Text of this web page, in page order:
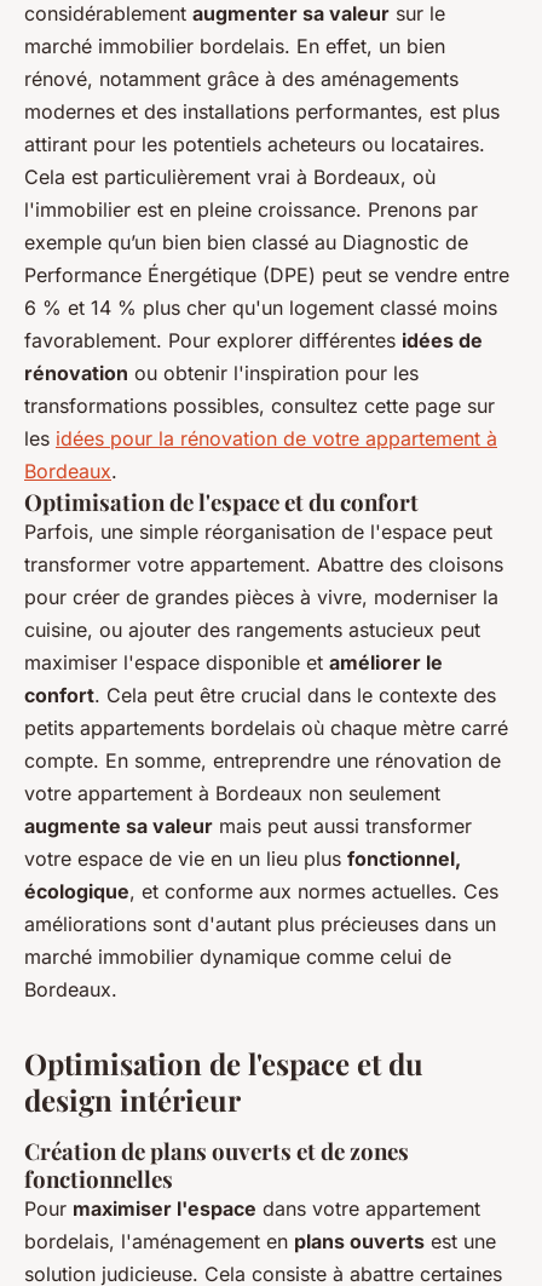
considérablement augmenter sa valeur sur le
marché immobilier bordelais. En effet, un bien
rénové, notamment grâce à des aménagements
modernes et des installations performantes, est plus
attirant pour les potentiels acheteurs ou locataires.
Cela est particulièrement vrai à Bordeaux, où
l'immobilier est en pleine croissance. Prenons par
exemple qu’un bien bien classé au Diagnostic de
Performance Énergétique (DPE) peut se vendre entre
6 % et 14 % plus cher qu'un logement classé moins
favorablement. Pour explorer différentes idées de
rénovation ou obtenir l'inspiration pour les
transformations possibles, consultez cette page sur
les idées pour la rénovation de votre appartement à
Bordeaux.
Optimisation de l'espace et du confort
Parfois, une simple réorganisation de l'espace peut
transformer votre appartement. Abattre des cloisons
pour créer de grandes pièces à vivre, moderniser la
cuisine, ou ajouter des rangements astucieux peut
maximiser l'espace disponible et améliorer le
confort. Cela peut être crucial dans le contexte des
petits appartements bordelais où chaque mètre carré
compte. En somme, entreprendre une rénovation de
votre appartement à Bordeaux non seulement
augmente sa valeur mais peut aussi transformer
votre espace de vie en un lieu plus fonctionnel,
écologique, et conforme aux normes actuelles. Ces
améliorations sont d'autant plus précieuses dans un
marché immobilier dynamique comme celui de
Bordeaux.
Optimisation de l'espace et du
design intérieur
Création de plans ouverts et de zones
fonctionnelles
Pour maximiser l'espace dans votre appartement
bordelais, l'aménagement en plans ouverts est une
solution judicieuse. Cela consiste à abattre certaines